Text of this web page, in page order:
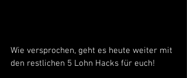
Wie versprochen, geht es heute weiter mit
den restlichen 5 Lohn Hacks für euch!